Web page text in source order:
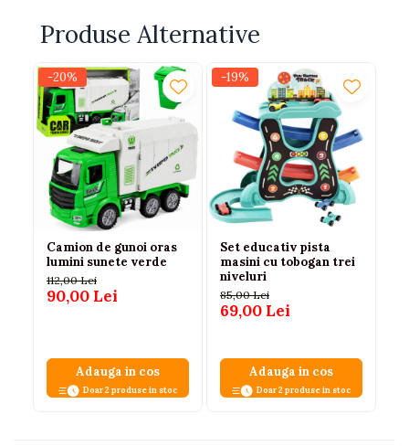
Produse Alternative
-20%
Camion de gunoi oras
lumini sunete verde
112,00 Lei
90,00 Lei
Adauga in cos
Doar 2 produse in stoc
-19%
Set educativ pista
masini cu tobogan trei
niveluri
85,00 Lei
69,00 Lei
Adauga in cos
Doar 2 produse in stoc